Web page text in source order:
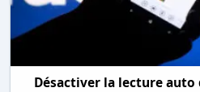
Désactiver la lecture auto